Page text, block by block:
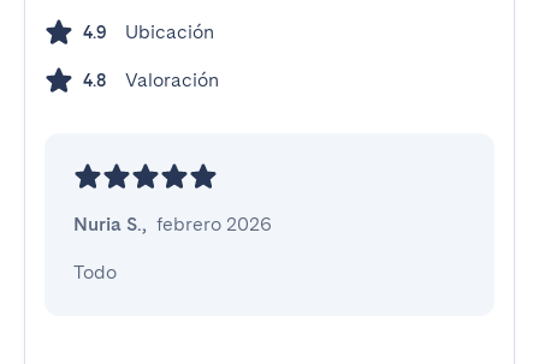
4.9 Ubicación
4.8 Valoración
Nuria S., febrero 2026
Todo